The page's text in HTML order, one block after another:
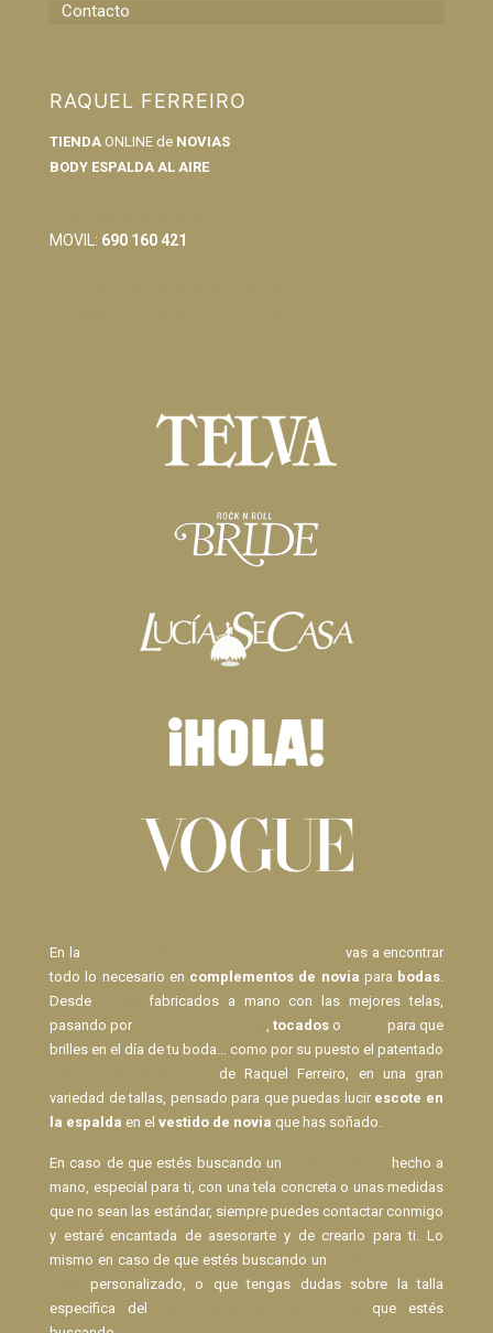
Contacto
RAQUEL FERREIRO
TIENDA ONLINE de NOVIAS
BODY ESPALDA AL AIRE
MOVIL: 690 160 421
En la
vas a encontrar
todo lo necesario en complementos de novia para bodas.
Desde
fabricados a mano con las mejores telas,
pasando por
,tocados o
para que
brilles en el día de tu boda... como por su puesto el patentado
de Raquel Ferreiro, en una gran
variedad de tallas, pensado para que puedas lucir escote en
la espalda en el vestido de novia que has soñado.
En caso de que estés buscando un
hecho a
mano, especial para ti, con una tela concreta o unas medidas
que no sean las estándar, siempre puedes contactar conmigo
y estaré encantada de asesorarte y de crearlo para ti. Lo
mismo en caso de que estés buscando un
personalizado, o que tengas dudas sobre la talla
específica del
que estés